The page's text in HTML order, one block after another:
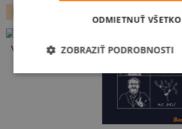
HUDBA
Vlastná potlač
ODMIETNUŤ VŠETKO
ZOBRAZIŤ PODROBNOSTI